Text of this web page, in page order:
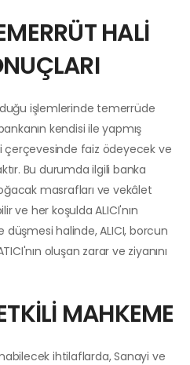
HALİ
işlemlerinde temerrüde
kendisi ile yapmış
çerçevesinde faiz ödeyecek ve
Bu durumda ilgili banka
masrafları ve vekâlet
ve her koşulda ALICI'nın
halinde, ALICI, borcun
oluşan zarar ve ziyanını
MAHKEME
ihtilaflarda, Sanayi ve